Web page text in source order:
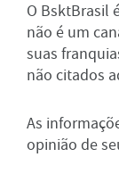
O BsktBrasil
não é um
suas
não citados
As
opinião de